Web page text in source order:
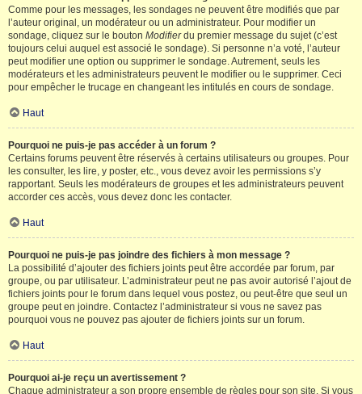
Comme pour les messages, les sondages ne peuvent être modifiés que par
l’auteur original, un modérateur ou un administrateur. Pour modifier un
sondage, cliquez sur le bouton Modifierdu premier message du sujet (c’est
toujours celui auquel est associé le sondage). Si personne n’a voté, l’auteur
peut modifier une option ou supprimer le sondage. Autrement, seuls les
modérateurs et les administrateurs peuvent le modifier ou le supprimer. Ceci
pour empêcher le trucage en changeant les intitulés en cours de sondage.
Haut
Pourquoi ne puis-je pas accéder à un forum ?
Certains forums peuvent être réservés à certains utilisateurs ou groupes. Pour
les consulter, les lire, y poster, etc., vous devez avoir les permissions s’y
rapportant. Seuls les modérateurs de groupes et les administrateurs peuvent
accorder ces accès, vous devez donc les contacter.
Haut
Pourquoi ne puis-je pas joindre des fichiers à mon message ?
La possibilité d’ajouter des fichiers joints peut être accordée par forum, par
groupe, ou par utilisateur. L’administrateur peut ne pas avoir autorisé l’ajout de
fichiers joints pour le forum dans lequel vous postez, ou peut-être que seul un
groupe peut en joindre. Contactez l’administrateur si vous ne savez pas
pourquoi vous ne pouvez pas ajouter de fichiers joints sur un forum.
Haut
Pourquoi ai-je reçu un avertissement ?
Chaque administrateur a son propre ensemble de règles pour son site. Si vous